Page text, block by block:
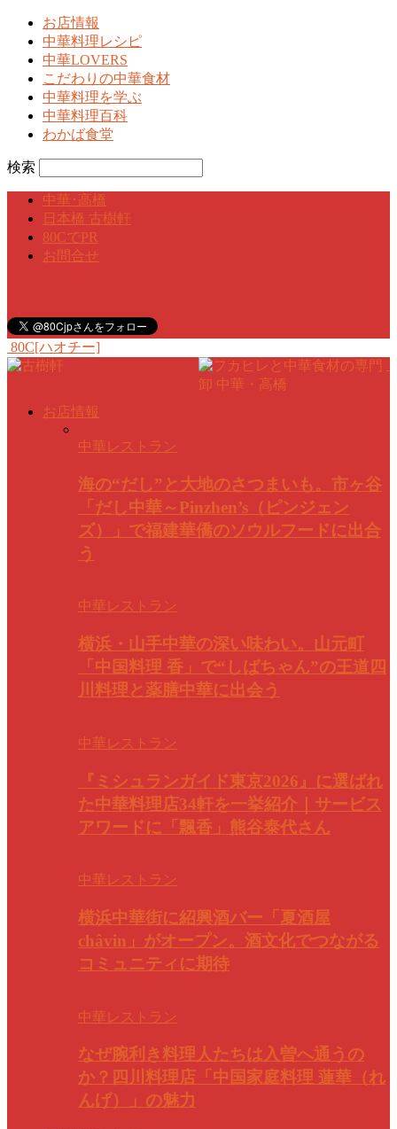
お店情報
中華料理レシピ
中華LOVERS
こだわりの中華食材
中華料理を学ぶ
中華料理百科
わかば食堂
検索
中華･高橋
日本橋 古樹軒
80CでPR
お問合せ
80C[ハオチー]
お店情報
中華レストラン
海の“だし”と大地のさつまいも。市ヶ谷
「だし中華～Pinzhen’s（ピンジェン
ズ）」で福建華僑のソウルフードに出合
う
中華レストラン
横浜・山手中華の深い味わい。山元町
「中国料理 香」で“しばちゃん”の王道四
川料理と薬膳中華に出会う
中華レストラン
『ミシュランガイド東京2026』に選ばれ
た中華料理店34軒を一挙紹介｜サービス
アワードに「飄香」熊谷泰代さん
中華レストラン
横浜中華街に紹興酒バー「夏酒屋
châvin」がオープン。酒文化でつながる
コミュニティに期待
中華レストラン
なぜ腕利き料理人たちは入曽へ通うの
か？四川料理店「中国家庭料理 蓮華（れ
んげ）」の魅力